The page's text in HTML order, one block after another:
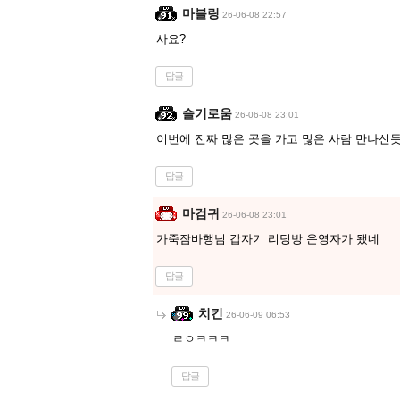
마블링 26-06-08 22:57
사요?
답글
슬기로움 26-06-08 23:01
이번에 진짜 많은 곳을 가고 많은 사람 만나신
답글
마검귀 26-06-08 23:01
가죽잠바행님 갑자기 리딩방 운영자가 됐네
답글
치킨 26-06-09 06:53
ㄹㅇㅋㅋㅋ
답글